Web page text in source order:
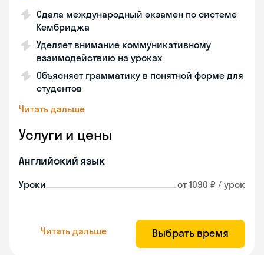
Сдала международный экзамен по системе
Кембриджа
Уделяет внимание коммуникативному
взаимодействию на уроках
Объясняет грамматику в понятной форме для
студентов
Читать дальше
Услуги и цены
Английский язык
Уроки от 1090 ₽ / урок
Читать дальше Выбрать время